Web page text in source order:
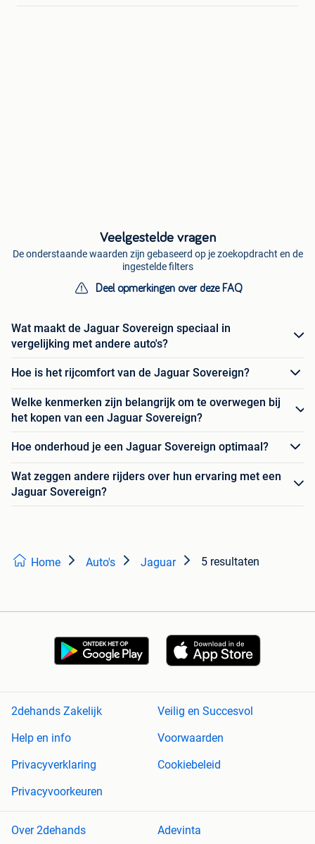
Veelgestelde vragen
De onderstaande waarden zijn gebaseerd op je zoekopdracht en de
ingestelde filters
Deel opmerkingen over deze FAQ
Wat maakt de Jaguar Sovereign speciaal in
vergelijking met andere auto's?
Hoe is het rijcomfort van de Jaguar Sovereign?
Welke kenmerken zijn belangrijk om te overwegen bij
het kopen van een Jaguar Sovereign?
Hoe onderhoud je een Jaguar Sovereign optimaal?
Wat zeggen andere rijders over hun ervaring met een
Jaguar Sovereign?
Home Auto's Jaguar 5 resultaten
2dehands Zakelijk
Veilig en Succesvol
Help en info
Voorwaarden
Privacyverklaring
Cookiebeleid
Privacyvoorkeuren
Over 2dehands Adevinta